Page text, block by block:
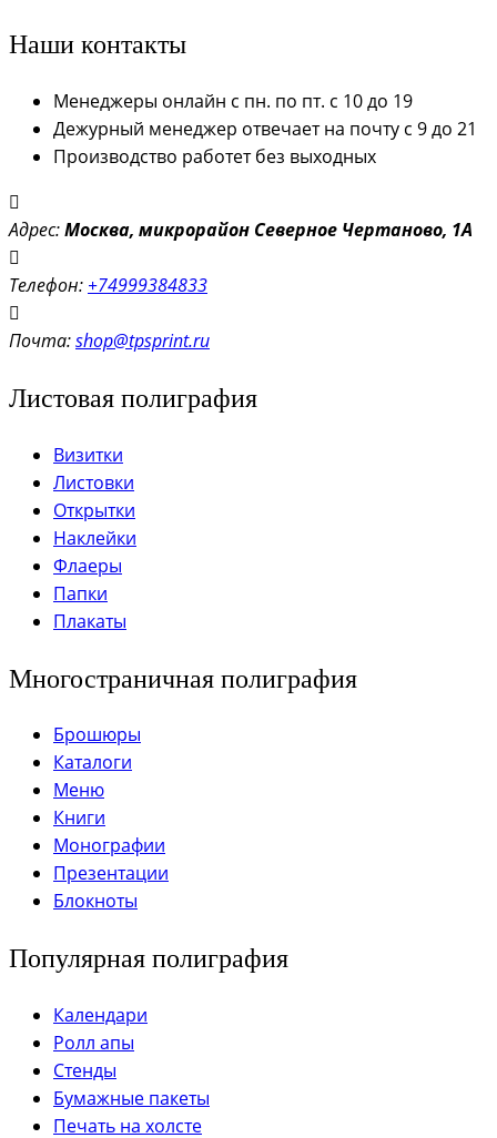
Наши контакты
Менеджеры онлайн с пн. по пт. с 10 до 19
Дежурный менеджер отвечает на почту с 9 до 21
Производство работет без выходных
Адрес:Москва, микрорайон Северное Чертаново, 1А
Телефон: +74999384833
Почта:shop@tpsprint.ru
Листовая полиграфия
Визитки
Листовки
Открытки
Наклейки
Флаеры
Папки
Плакаты
Многостраничная полиграфия
Брошюры
Каталоги
Меню
Книги
Монографии
Презентации
Блокноты
Популярная полиграфия
Календари
Ролл апы
Стенды
Бумажные пакеты
Печать на холсте